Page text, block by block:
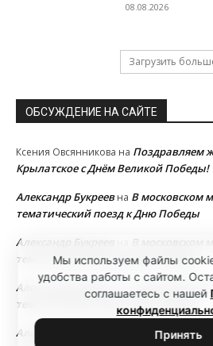
08.08.2026
Загрузить
ОБСУЖДЕНИЕ НА САЙТЕ
Ксения Овсянникова на Поздравляем
Крылатское с Днём Великой Победы!
Александр Букреевна В московском
тематический поезд к Дню Победы
Александр Букреев
В московском
тематический поезд к Дню Победы
Александр Букреев
В московском
тематический поезд к Дню Победы
Александр Букреев
В московском
Мы используем файлы
удобства работы с сайтом.
соглашаетесь с нашей
Принять